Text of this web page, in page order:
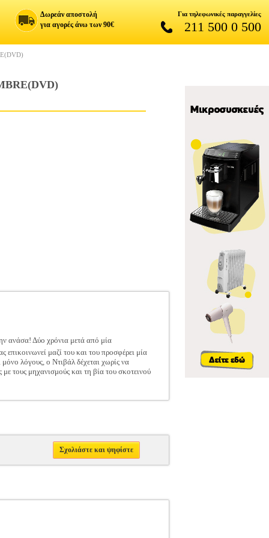
Δωρεάν αποστολή
για αγορές άνω των 90€
Για τηλεφωνικές παραγγελίες
211 500 0 500
ανάσα! Δύο χρόνια μετά από μία
επικοινωνεί μαζί του και του προσφέρει μία
λόγους, ο Ντιβάλ δέχεται χωρίς να
με τους μηχανισμούς και τη βία του σκοτεινού
Σχολιάστε και ψηφίστε